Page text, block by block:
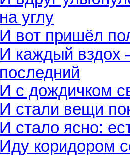
на углу
И вот пришёл
И каждый вздох
последний
И с дождичком
И стали вещи
И стало ясно:
Иду коридором